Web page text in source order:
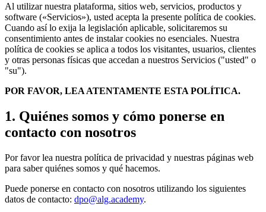
Al utilizar nuestra plataforma, sitios web, servicios, productos y
software («Servicios»), usted acepta la presente política de cookies.
Cuando así lo exija la legislación aplicable, solicitaremos su
consentimiento antes de instalar cookies no esenciales. Nuestra
política de cookies se aplica a todos los visitantes, usuarios, clientes
y otras personas físicas que accedan a nuestros Servicios ("usted" o
"su").
POR FAVOR, LEA ATENTAMENTE ESTA POLÍTICA.
1. Quiénes somos y cómo ponerse en
contacto con nosotros
Por favor lea nuestra política de privacidad y nuestras páginas web
para saber quiénes somos y qué hacemos.
Puede ponerse en contacto con nosotros utilizando los siguientes
datos de contacto: dpo@alg.academy.